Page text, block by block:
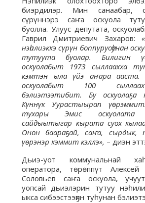
биэрдилэр. Мин санаабар,
сүрүннэрэ саҥа оскуола
буолла. Улуус депутата,
Гаврил Дмитриевич Захаров:
нэһилиэккэ сүрүн боппуруоһунан
тутуута буолар. Билигин
оскуолабыт 1973 сыллаахха
кэмтэн ыла үйэ аҥара ааста.
оскуолабыт 100
бэлиэтээтибит. Бу
Күннүк Уурастыырап
тухары Эмис оскуолата
сайдыытыгар кырата суох
Онон баараҕай, саҥа, сырдык,
үөрэнэр кэммит кэллэ», – диэн
Дьиэ-уот коммунальнай
оператора, төрөппүт Алексей
Соловьев саҥа оскуола,
уопсай дьиэлэрин тутуу
ыкса сибээстээҕин туһунан